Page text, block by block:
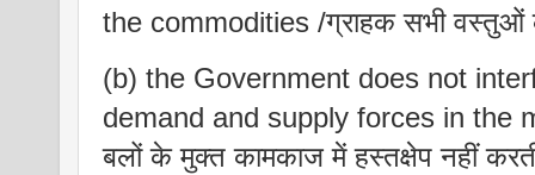
the commodities /ग्राहक सभी वस्तुओं
(b) the Government does not
demand and supply forces in the
बलों के मुक्त कामकाज में हस्तक्षेप नहीं